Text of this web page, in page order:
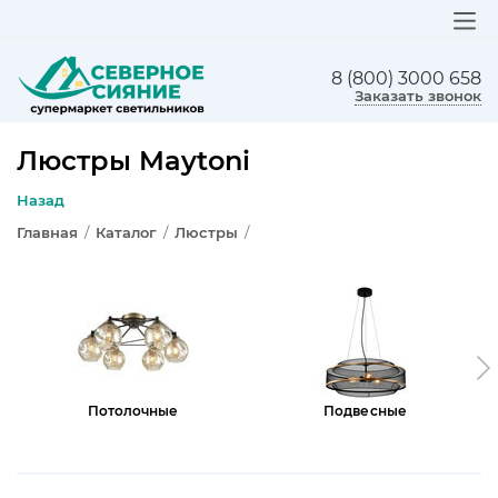
8 (800) 3000 658
Заказать звонок
Люстры Maytoni
Назад
Главная / Каталог / Люстры /
Потолочные Подвесные
ЛЮСТРЫ
БРА И ПОДСВЕТКА
НАСТОЛЬНЫЕ ЛАМПЫ
СВЕТИЛЬНИКИ КАК В ИКЕА